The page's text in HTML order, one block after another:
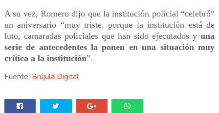
A su vez, Romero dijo que la institución policial “celebró”
un aniversario “muy triste, porque la institución está de
luto, camaradas policiales que han sido ejecutados yuna
serie de antecedentes la ponen en una situación muy
crítica a la institución”.
Fuente: Brújula Digital